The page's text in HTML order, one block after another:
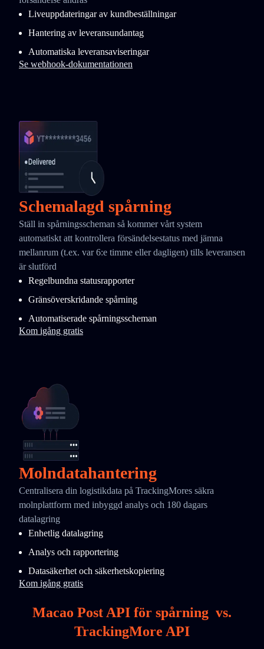
Liveuppdateringar av kundbeställningar
Hantering av leveransundantag
Automatiska leveransaviseringar
Se webhook-dokumentationen
Schemalagd spårning
Ställ in spårningsscheman så kommer vårt system
automatiskt att kontrollera försändelsestatus med jämna
mellanrum (t.ex. var 6:e timme eller dagligen) tills leveransen
är slutförd
Regelbundna statusrapporter
Gränsöverskridande spårning
Automatiserade spårningsscheman
Kom igång gratis
Molndatahantering
Centralisera din logistikdata på TrackingMores säkra
molnplattform med inbyggd analys och 180 dagars
datalagring
Enhetlig datalagring
Analys och rapportering
Datasäkerhet och säkerhetskopiering
Kom igång gratis
Macao Post API för spårning vs.
TrackingMore API